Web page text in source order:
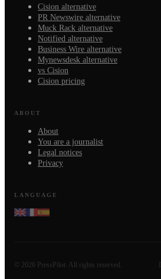
Cision alternative
PR Newswire alternative
Muck Rack alternative
Notified alternative
Business Wire alternative
Mynewsdesk alternative
vs Cision
Cision pricing
ABOUT
About
You are a journalist
Legal notices
Privacy
LANGUAGE
© 2026 PressPilot. All rights reserved.